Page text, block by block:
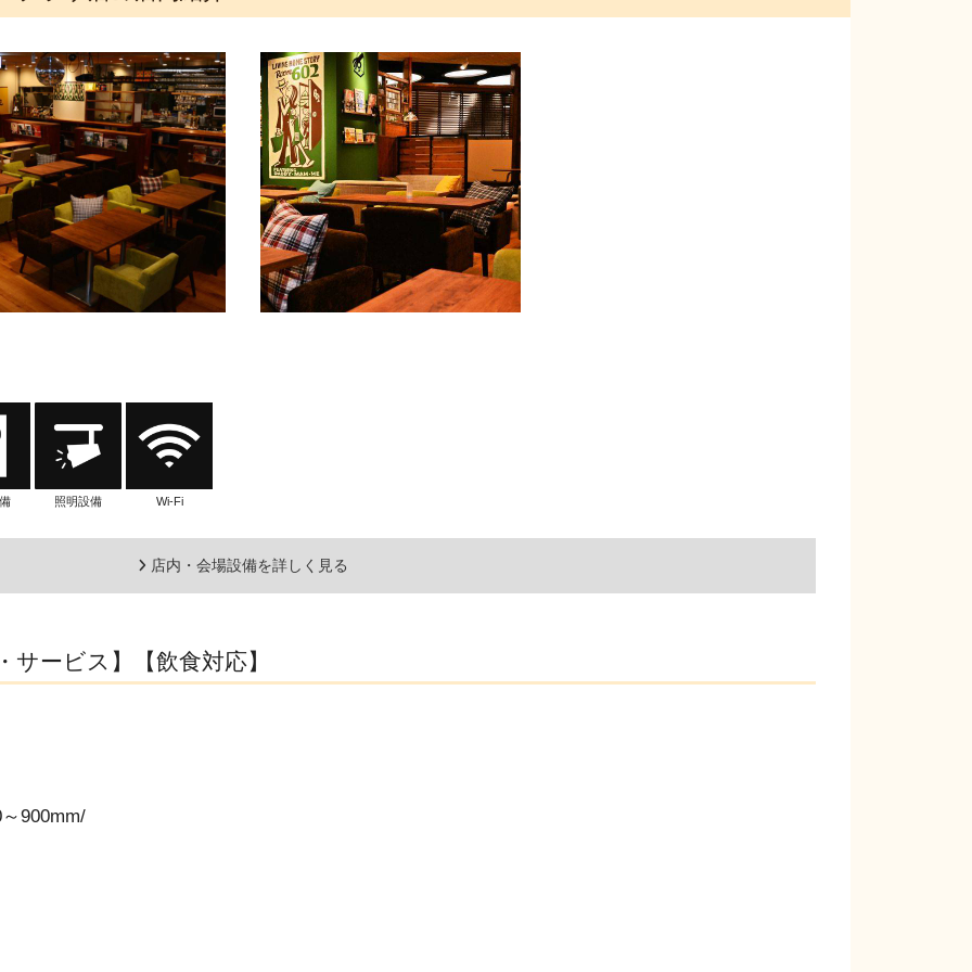
照明設備 Wi-Fi
店内・会場設備を詳しく見る
ービス】【飲食対応】